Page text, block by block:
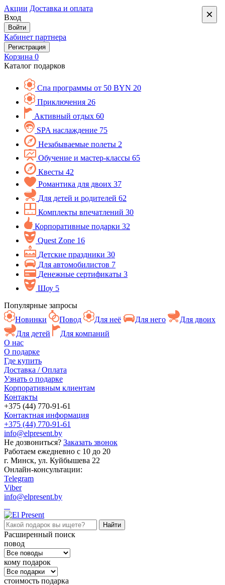
Акции Доставка и оплата
Вход
Войти
Кабинет партнера
Регистрация
Корзина 0
Каталог подарков
Спа программы от 50 BYN 20
Приключения 26
Активный отдых 60
SPA наслаждение 75
Незабываемые полеты 2
Обучение и мастер-классы 65
Квесты 42
Романтика для двоих 37
Для детей и родителей 62
Комплекты впечатлений 30
Корпоративные подарки 32
Quest Zone 16
Детские праздники 30
Для автомобилистов 7
Денежные сертификаты 3
Шоу 5
Популярные запросы
Новинки
Повод Для неё Для него
Для двоих
Для детей
Для компаний
О нас
О подарке
Где купить
Доставка / Оплата
Узнать о подарке
Корпоративным клиентам
Контакты
+375 (44) 770-91-61
Контактная информация
+375 (44) 770-91-61
info@elpresent.by
Не дозвониться? Заказать звонок
Работаем ежедневно c 10 до 20
г. Минск, ул. Куйбышева 22
Онлайн-консультации:
Telegram
Viber
info@elpresent.by
Расширенный поиск
повод
кому подарок
стоимость подарка
×